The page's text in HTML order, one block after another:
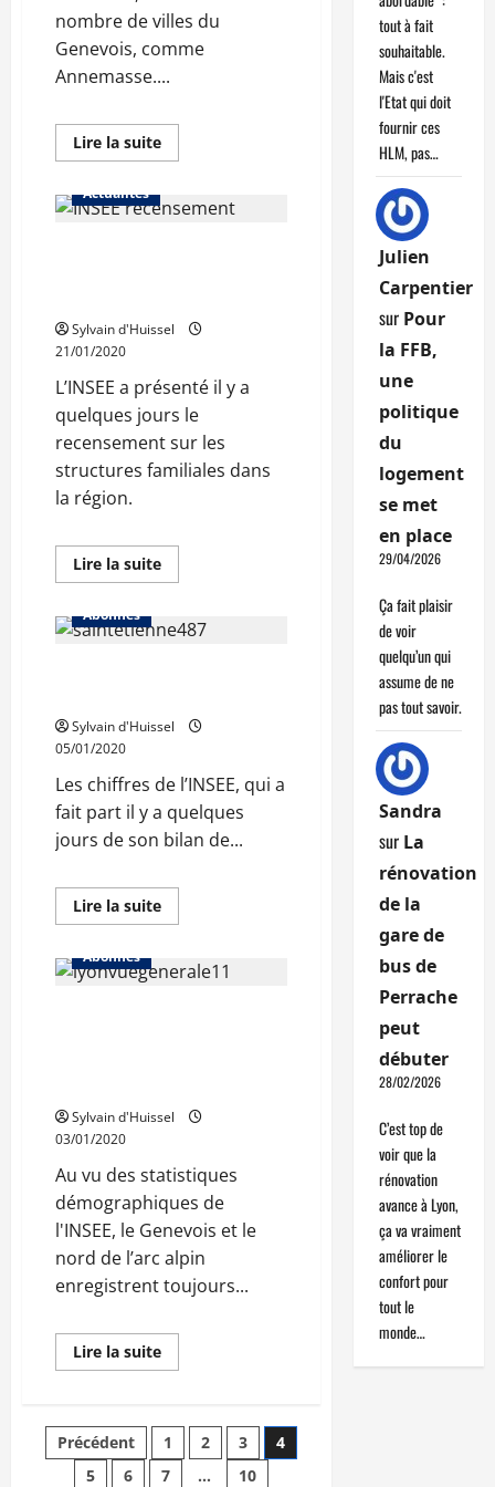
nombre de villes du
Genevois, comme
Annemasse....
Lire la suiteEn
savoir
Annecy,
ville
Actualités
Sylvain d'Huissel
21/01/2020
L’INSEE a présenté il y a
quelques jours le
recensement sur les
structures familiales dans
la région.
Lire la suiteEn
savoir
Une
part
8%
en
Alpes
Abonnés
Sylvain d'Huissel
05/01/2020
Les chiffres de l’INSEE, qui a
fait part il y a quelques
jours de son bilan de...
Lire la suiteEn
savoir
Petit
gain
Abonnés
Sylvain d'Huissel
03/01/2020
Au vu des statistiques
démographiques de
l'INSEE, le Genevois et le
nord de l’arc alpin
enregistrent toujours...
Lire la suiteEn
savoir
dynamiques
territoriales
qui
s’affirment
Pagination
Précédent 1 2 3
4
5
6 7 …
10
tout à fait
souhaitable.
Mais c'est
l'Etat qui doit
fournir ces
HLM, pas…
Julien
Carpentier
sur Pour
la FFB,
une
politique
du
logement
se met
en place
29/04/2026
Ça fait plaisir
de voir
quelqu’un qui
assume de ne
pas tout savoir.
Sandra
sur La
rénovation
de la
gare de
bus de
Perrache
peut
débuter
28/02/2026
C’est top de
voir que la
rénovation
avance à Lyon,
ça va vraiment
améliorer le
confort pour
tout le
monde…